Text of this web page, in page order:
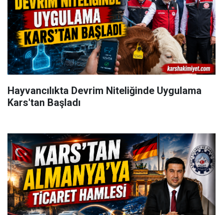
Hayvancılıkta Devrim Niteliğinde Uygulama
Kars'tan Başladı